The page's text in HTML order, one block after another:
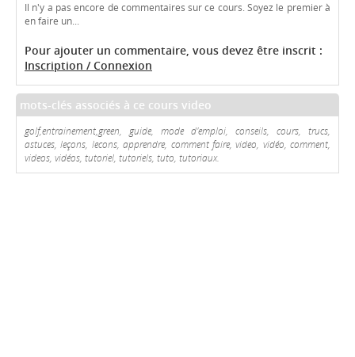
Il n'y a pas encore de commentaires sur ce cours. Soyez le premier à
en faire un...
Pour ajouter un commentaire, vous devez être inscrit :
Inscription / Connexion
mots-clés associés à ce cours video
golf,entrainement,green, guide, mode d'emploi, conseils, cours, trucs,
astuces, leçons, lecons, apprendre, comment faire, video, vidéo, comment,
videos, vidéos, tutoriel, tutoriels, tuto, tutoriaux.